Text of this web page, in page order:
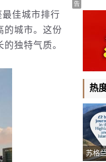
佳城市排行
的城市。这份
独特气质。
告
热
苏格